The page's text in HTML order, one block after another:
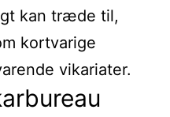
kan træde til,
kortvarige
vikariater.